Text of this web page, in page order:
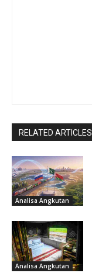
RELATED ARTICLES
Analisa Angkutan
Analisa Angkutan